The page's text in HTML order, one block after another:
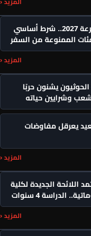
المزيد ‹
الداخلية تحسم شروط حج القرعة 2027.. شرط أساسي
الممنوعة من السفر
المزيد ‹
يشنون حربًا
وشرايين حياته
يعرقل مفاوضات
المزيد ‹
اللائحة الجديدة لكلية
الدراسة 4 سنوات
المزيد ‹